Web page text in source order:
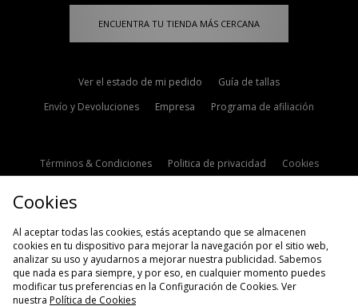
ENCUENTRA TU TIENDA MÁS CERCANA
Ver el estado de mi pedido
Guía de tallas
Envío y Devoluciones
Empresa Programa de afiliación
Términos & Condiciones Politica de privacidad
Cookies
Cookies
Al aceptar todas las cookies, estás aceptando que se almacenen
cookies en tu dispositivo para mejorar la navegación por el sitio web,
analizar su uso y ayudarnos a mejorar nuestra publicidad. Sabemos
que nada es para siempre, y por eso, en cualquier momento puedes
modificar tus preferencias en la Configuración de Cookies. Ver
nuestra Política de Cookies